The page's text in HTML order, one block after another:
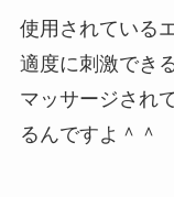
使用されている
適度に刺激でき
マッサージされ
るんですよ＾＾